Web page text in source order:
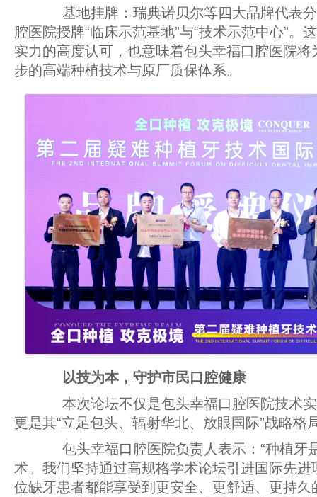
基地挂牌：瑞典诺贝尔等四大品牌代表分
腔医院授牌“临床示范基地”与“技术示范中心”。
实力的高度认可，也意味着包头幸福口腔医院将
步的高端种植技术与原厂质保体系。
以技为本，守护市民 口腔健康
本次论坛不仅是包头幸福口腔医院技术实
更是其“立足包头、辐射华北、放眼国际”战略格
包头幸福口腔医院负责人表示：“种植牙是
术。我们坚持通过高规格学术论坛引进国际先进
位缺牙患者都能享受到更安全、更舒适、更持久